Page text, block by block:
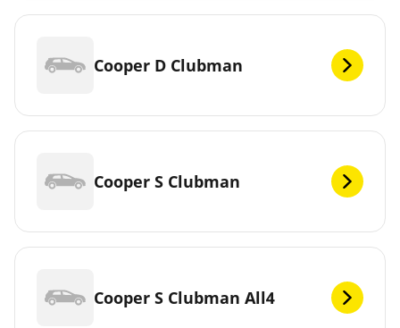
Cooper D Clubman
Cooper S Clubman
Cooper S Clubman All4